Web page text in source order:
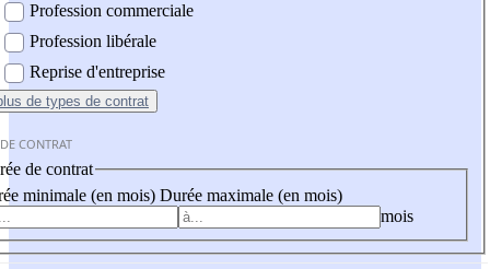
Profession commerciale
Profession libérale
Reprise d'entreprise
de types de contrat
CONTRAT
de contrat
minimale (en mois) Durée maximale (en mois)
mois